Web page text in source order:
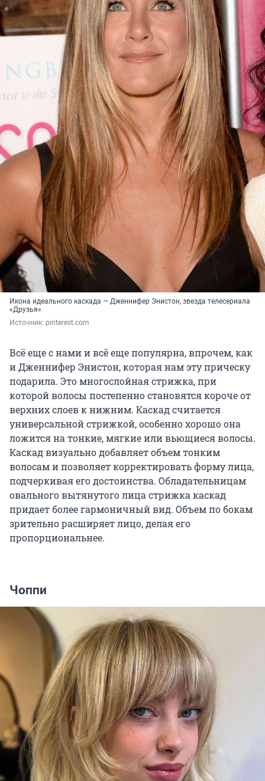
Икона идеального каскада — Дженнифер Энистон, звезда телесериала
«Друзья»
Источник: pinterest.com
Всё еще с нами и всё еще популярна, впрочем, как
и Дженнифер Энистон, которая нам эту прическу
подарила. Это многослойная стрижка, при
которой волосы постепенно становятся короче от
верхних слоев к нижним. Каскад считается
универсальной стрижкой, особенно хорошо она
ложится на тонкие, мягкие или вьющиеся волосы.
Каскад визуально добавляет объем тонким
волосам и позволяет корректировать форму лица,
подчеркивая его достоинства. Обладательницам
овального вытянутого лица стрижка каскад
придает более гармоничный вид. Объем по бокам
зрительно расширяет лицо, делая его
пропорциональнее.
Чоппи